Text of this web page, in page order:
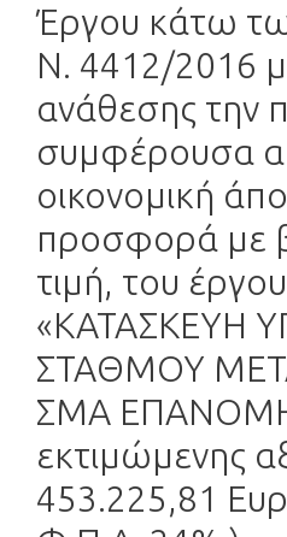
Έργου κάτω
Ν. 4412/2016
ανάθεσης την
συμφέρουσα
οικονομική
προσφορά με
τιμή, του
«ΚΑΤΑΣΚΕΥΗ
ΣΤΑΘΜΟΥ
ΣΜΑ
εκτιμώμενης
453.225,81